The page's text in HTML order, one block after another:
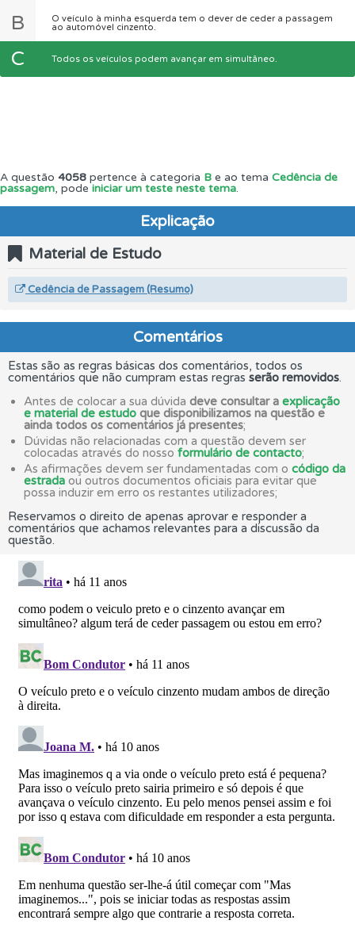
B
O veículo à minha esquerda tem o dever de ceder a passagem
ao automóvel cinzento.
C Todos os veículos podem avançar em simultâneo.
A questão 4058 pertence à categoria B e ao tema Cedência de
passagem, pode iniciar um teste neste tema.
Explicação
Material de Estudo
Cedência de Passagem (Resumo)
Comentários
Estas são as regras básicas dos comentários, todos os
comentários que não cumpram estas regras serão removidos.
Antes de colocar a sua dúvida deve consultar a explicação
e material de estudo que disponibilizamos na questão e
ainda todos os comentários já presentes;
Dúvidas não relacionadas com a questão devem ser
colocadas através do nosso formulário de contacto;
As afirmações devem ser fundamentadas com o código da
estrada ou outros documentos oficiais para evitar que
possa induzir em erro os restantes utilizadores;
Reservamos o direito de apenas aprovar e responder a
comentários que achamos relevantes para a discussão da
questão.